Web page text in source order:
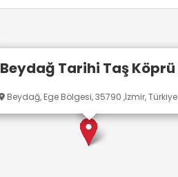
Beydağ Tarihi Taş Köprü
Beydağ, Ege Bölgesi, 35790 ,İzmir, Türkiye